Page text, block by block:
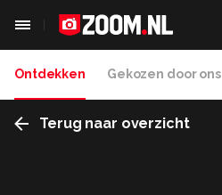
Ontdekken Gekozen door ons
Terug naar overzicht